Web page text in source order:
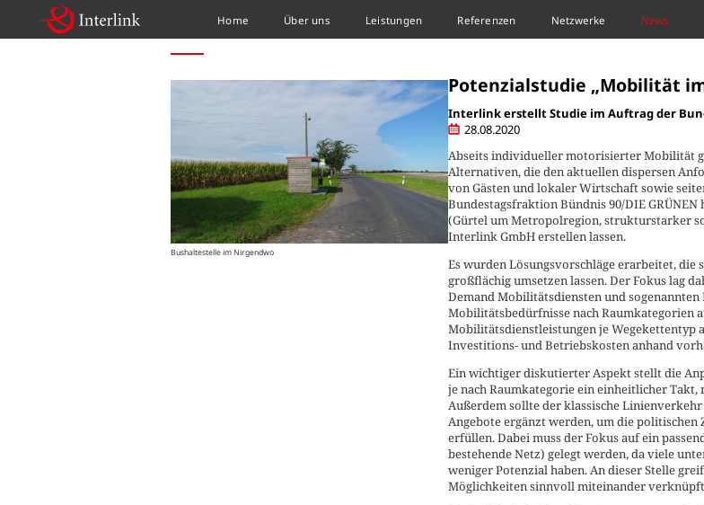
Home Über uns Leistungen Referenzen Netzwerke News
NEWS POTENZIALSTUDIE „MOBILITÄT IM LÄNDLICHEN RAUM“
Bushaltestelle im Nirgendwo
Potenzialstudie „Mobilität
Interlink erstellt Studie im Auftrag der
28.08.2020
Abseits individueller motorisierter Mobilität
Alternativen, die den aktuellen dispersen
von Gästen und lokaler Wirtschaft sowie
Bundestagsfraktion Bündnis 90/DIE
(Gürtel um Metropolregion, strukturstarker
Interlink GmbH erstellen lassen.
Es wurden Lösungsvorschläge erarbeitet, die
großflächig umsetzen lassen. Der Fokus lag
Demand Mobilitätsdiensten und
Mobilitätsbedürfnisse nach Raumkategorien
Mobilitätsdienstleistungen je Wegekettentyp
Investitions- und Betriebskosten anhand
Ein wichtiger diskutierter Aspekt stellt die
je nach Raumkategorie ein einheitlicher
Außerdem sollte der klassische
Angebote ergänzt werden, um die
erfüllen. Dabei muss der Fokus auf ein
bestehende Netz) gelegt werden, da viele
weniger Potenzial haben. An dieser Stelle
Möglichkeiten sinnvoll miteinander